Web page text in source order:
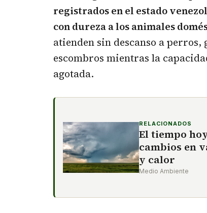
registrados en el estado
con dureza a los animales
atienden sin descanso a perros,
escombros mientras la
agotada.
RELACIONADOS
El tiempo
cambios en
y calor
Medio Ambiente